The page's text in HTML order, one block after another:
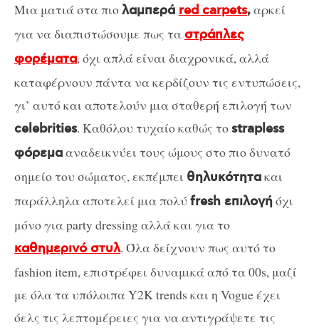
Μια ματιά στα πιολαμπερά red carpets,αρκεί
για να διαπιστώσουμε πως ταστράπλες
φορέματα, όχι απλά είναι διαχρονικά, αλλά
καταφέρνουν πάντα να κερδίζουν τις εντυπώσεις,
γι’ αυτό και αποτελούν μια σταθερή επιλογή των
celebrities. Καθόλου τυχαίο καθώς τοstrapless
φόρεμααναδεικνύει τους ώμους στο πιο δυνατό
σημείο του σώματος, εκπέμπει θηλυκότητακαι
παράλληλα αποτελεί μια πολύ fresh επιλογήόχι
μόνο για party dressing αλλά και για το
καθημερινό στυλ. Όλα δείχνουν πως αυτό το
fashion item, επιστρέφει δυναμικά από τα 00s, μαζί
με όλα τα υπόλοιπα Y2K trends και η Vogue έχει
όελς τις λεπτομέρειες για να αντιγράψετε τις